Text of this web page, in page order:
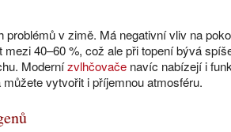
v zimě. Má negativní vliv na
40–60 %, což ale při topení bývá
Modernízvlhčovače navíc nabízejí i
vytvořit i příjemnou atmosféru.